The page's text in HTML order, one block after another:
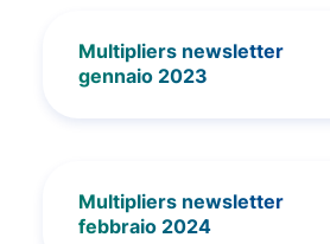
Multipliers newsletter
gennaio 2023
Multipliers newsletter
febbraio 2024